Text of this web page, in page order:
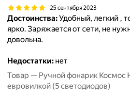
25 сентября 2023
Достоинства:Удобный, легкий ,
ярко. Заряжается от сети, не
довольна.
Недостатки: нет
Товар — Ручной фонарик Космос
евровилкой (5 светодиодов)